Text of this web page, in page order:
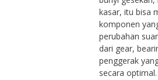
kasar, itu bisa
komponen
perubahan
dari gear,
penggerak
secara